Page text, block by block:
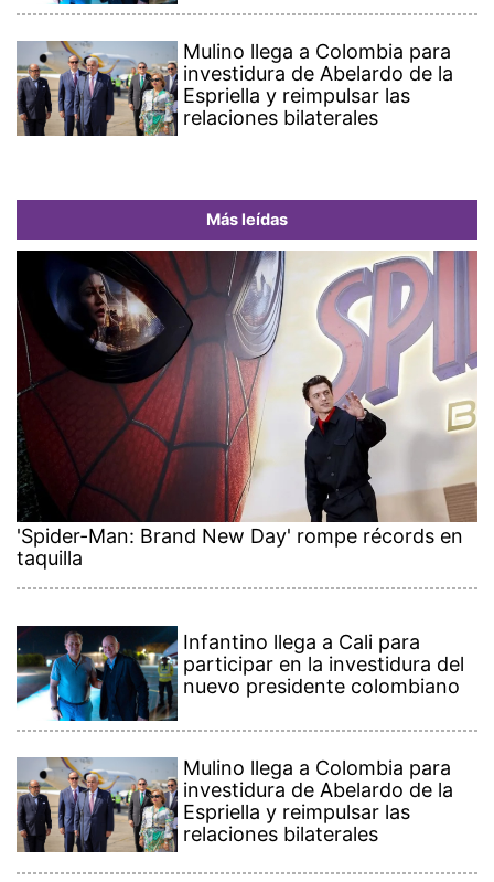
Mulino llega a Colombia para
investidura de Abelardo de la
Espriella y reimpulsar las
relaciones bilaterales
Más leídas
'Spider-Man: Brand New Day' rompe récords en
taquilla
Infantino llega a Cali para
participar en la investidura del
nuevo presidente colombiano
Mulino llega a Colombia para
investidura de Abelardo de la
Espriella y reimpulsar las
relaciones bilaterales